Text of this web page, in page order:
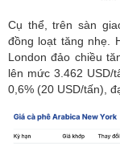
Cụ thể, trên sàn
đồng loạt tăng nhẹ.
London đảo chiều
lên mức 3.462 USD/
0,6% (20 USD/tấn),